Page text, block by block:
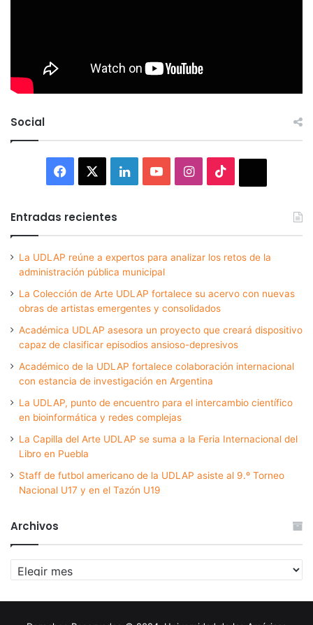
Social
Facebook LinkedInYouTubeInstagram
Entradas recientes
La UDLAP reúne a expertos para analizar los retos de la
administración pública municipal
La Colección de Arte UDLAP fortalece su acervo con nuevas
obras de artistas emergentes y consolidados
Académica UDLAP asesora un proyecto que creará dispositivo
capaz de clasificar episodios ansioso-depresivos
Académico de la UDLAP fortalece colaboración internacional
con estancia de investigación en Argentina
La UDLAP, punto de encuentro para el intercambio científico
en bioinformática y redes complejas
La Capilla del Arte UDLAP se suma a la Feria Internacional del
Libro en Puebla
Staff de futbol americano de la UDLAP asiste al 9.º Torneo
Nacional U17 y en el Tazón U19
Archivos
Archivos